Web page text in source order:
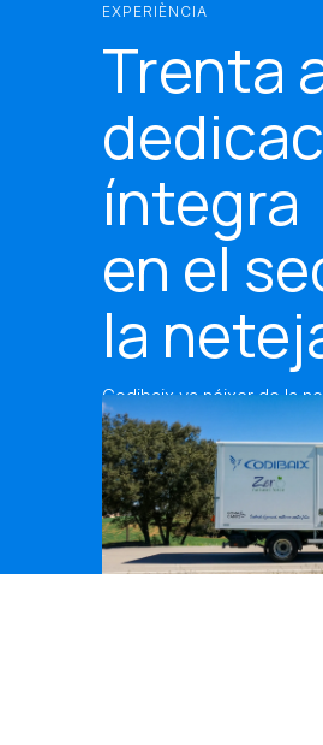
EXPERIÈNCIA
Trenta
íntegra
en el
la
Codibaix va néixer de la
bé. Des del principi, hem
no hi ha atallades. Cada
funcionin, productes que
respongui quan es